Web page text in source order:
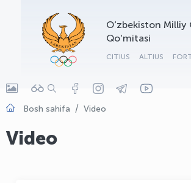
O‘zbekiston Milliy
Qo‘mitasi
CITIUS ALTIUS
Bosh sahifa Video
Video
OLYMPCHIK AI - yordamchi
Onlayn · olympic.uz